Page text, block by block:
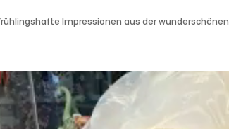
Impressionen aus der